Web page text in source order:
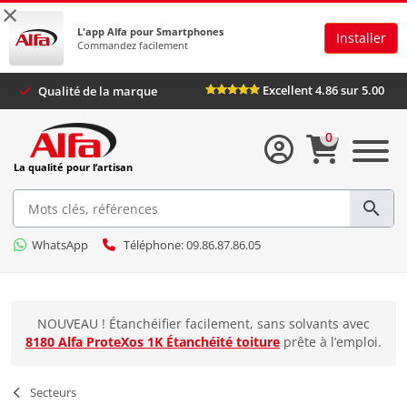
×
L'app Alfa pour Smartphones
Commandez facilement
Installer
Qualité de la marque Excellent 4.86 sur 5.00
La qualité pour l’artisan
WhatsApp Téléphone: 09.86.87.86.05
0
NOUVEAU ! Étanchéifier facilement, sans solvants avec
8180 Alfa ProteXos 1K Étanchéité toiture prête à l’emploi.
Secteurs